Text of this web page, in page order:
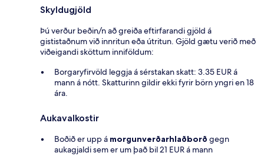
Skyldugjöld
Þú verður beðin/n að greiða eftirfarandi gjöld á
gististaðnum við innritun eða útritun. Gjöld gætu verið með
viðeigandi sköttum inniföldum:
Borgaryfirvöld leggja á sérstakan skatt: 3.35 EUR á
mann á nótt. Skatturinn gildir ekki fyrir börn yngri en 18
ára.
Aukavalkostir
Boðið er upp á morgunverðarhlaðborð gegn
aukagjaldi sem er um það bil 21 EUR á mann